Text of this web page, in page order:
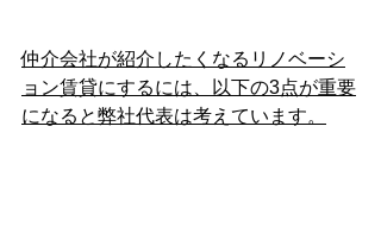
仲介会社が紹介したくなるリノベーシ
ョン賃貸にするには、以下の3点が重要
になると弊社代表は考えています。